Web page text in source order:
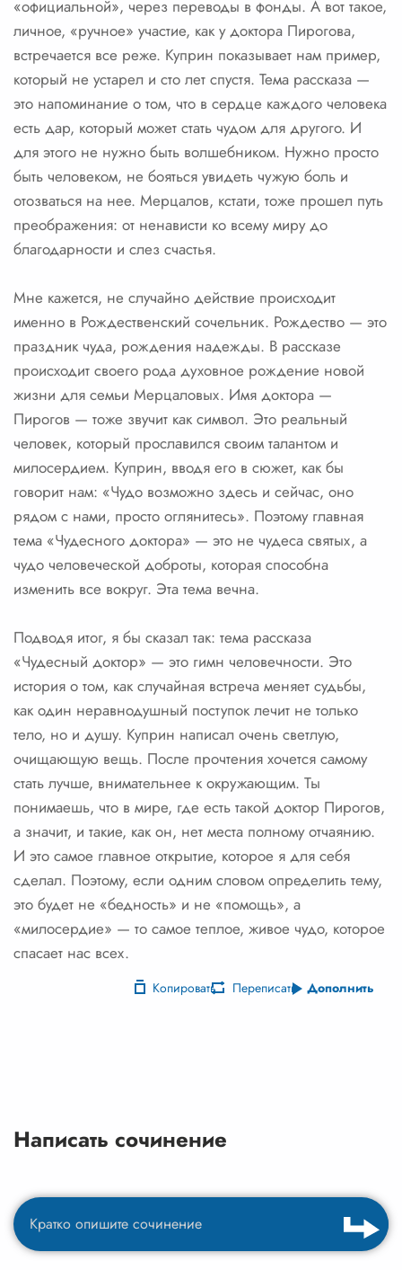
«официальной», через переводы в фонды. А вот такое,
личное, «ручное» участие, как у доктора Пирогова,
встречается все реже. Куприн показывает нам пример,
который не устарел и сто лет спустя. Тема рассказа —
это напоминание о том, что в сердце каждого человека
есть дар, который может стать чудом для другого. И
для этого не нужно быть волшебником. Нужно просто
быть человеком, не бояться увидеть чужую боль и
отозваться на нее. Мерцалов, кстати, тоже прошел путь
преображения: от ненависти ко всему миру до
благодарности и слез счастья.
Мне кажется, не случайно действие происходит
именно в Рождественский сочельник. Рождество — это
праздник чуда, рождения надежды. В рассказе
происходит своего рода духовное рождение новой
жизни для семьи Мерцаловых. Имя доктора —
Пирогов — тоже звучит как символ. Это реальный
человек, который прославился своим талантом и
милосердием. Куприн, вводя его в сюжет, как бы
говорит нам: «Чудо возможно здесь и сейчас, оно
рядом с нами, просто оглянитесь». Поэтому главная
тема «Чудесного доктора» — это не чудеса святых, а
чудо человеческой доброты, которая способна
изменить все вокруг. Эта тема вечна.
Подводя итог, я бы сказал так: тема рассказа
«Чудесный доктор» — это гимн человечности. Это
история о том, как случайная встреча меняет судьбы,
как один неравнодушный поступок лечит не только
тело, но и душу. Куприн написал очень светлую,
очищающую вещь. После прочтения хочется самому
стать лучше, внимательнее к окружающим. Ты
понимаешь, что в мире, где есть такой доктор Пирогов,
а значит, и такие, как он, нет места полному отчаянию.
И это самое главное открытие, которое я для себя
сделал. Поэтому, если одним словом определить тему,
это будет не «бедность» и не «помощь», а
«милосердие» — то самое теплое, живое чудо, которое
спасает нас всех.
Копировать Переписать Дополнить
Написать сочинение